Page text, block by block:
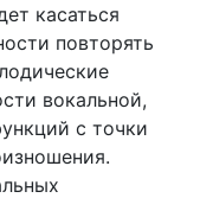
касаться
повторять
вокальной,
с точки